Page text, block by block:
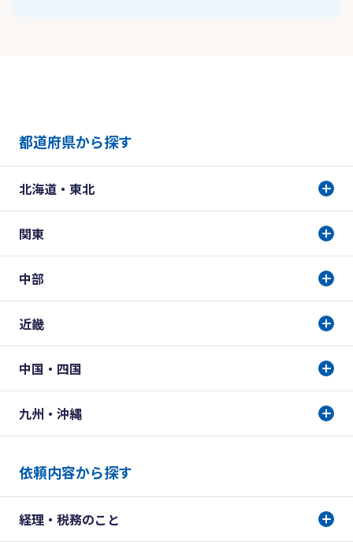
都道府県から探す
北海道・東北
関東
中部
近畿
中国・四国
九州・沖縄
依頼内容から探す
経理・税務のこと